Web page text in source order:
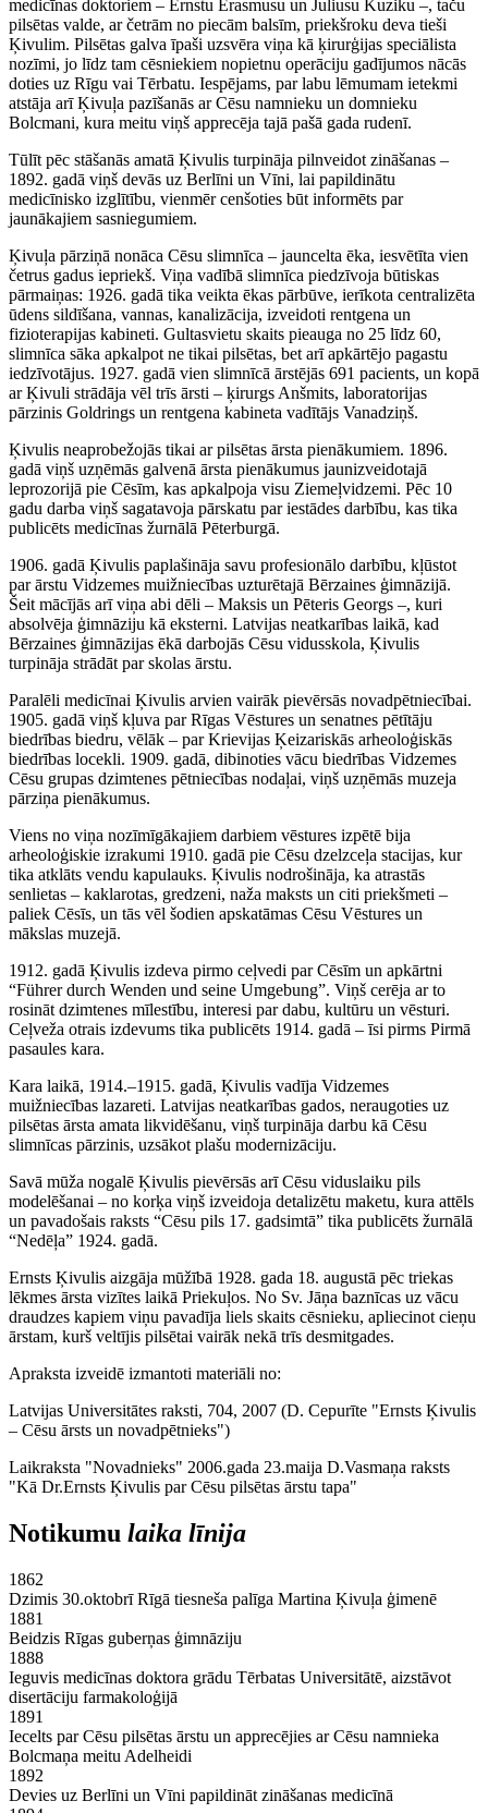
medicīnas doktoriem – Ernstu Erasmusu un Juliusu Kuziku –, taču
pilsētas valde, ar četrām no piecām balsīm, priekšroku deva tieši
Ķivulim. Pilsētas galva īpaši uzsvēra viņa kā ķirurģijas speciālista
nozīmi, jo līdz tam cēsniekiem nopietnu operāciju gadījumos nācās
doties uz Rīgu vai Tērbatu. Iespējams, par labu lēmumam ietekmi
atstāja arī Ķivuļa pazīšanās ar Cēsu namnieku un domnieku
Bolcmani, kura meitu viņš apprecēja tajā pašā gada rudenī.
Tūlīt pēc stāšanās amatā Ķivulis turpināja pilnveidot zināšanas –
1892. gadā viņš devās uz Berlīni un Vīni, lai papildinātu
medicīnisko izglītību, vienmēr cenšoties būt informēts par
jaunākajiem sasniegumiem.
Ķivuļa pārziņā nonāca Cēsu slimnīca – jauncelta ēka, iesvētīta vien
četrus gadus iepriekš. Viņa vadībā slimnīca piedzīvoja būtiskas
pārmaiņas: 1926. gadā tika veikta ēkas pārbūve, ierīkota centralizēta
ūdens sildīšana, vannas, kanalizācija, izveidoti rentgena un
fizioterapijas kabineti. Gultasvietu skaits pieauga no 25 līdz 60,
slimnīca sāka apkalpot ne tikai pilsētas, bet arī apkārtējo pagastu
iedzīvotājus. 1927. gadā vien slimnīcā ārstējās 691 pacients, un kopā
ar Ķivuli strādāja vēl trīs ārsti – ķirurgs Anšmits, laboratorijas
pārzinis Goldrings un rentgena kabineta vadītājs Vanadziņš.
Ķivulis neaprobežojās tikai ar pilsētas ārsta pienākumiem. 1896.
gadā viņš uzņēmās galvenā ārsta pienākumus jaunizveidotajā
leprozorijā pie Cēsīm, kas apkalpoja visu Ziemeļvidzemi. Pēc 10
gadu darba viņš sagatavoja pārskatu par iestādes darbību, kas tika
publicēts medicīnas žurnālā Pēterburgā.
1906. gadā Ķivulis paplašināja savu profesionālo darbību, kļūstot
par ārstu Vidzemes muižniecības uzturētajā Bērzaines ģimnāzijā.
Šeit mācījās arī viņa abi dēli – Maksis un Pēteris Georgs –, kuri
absolvēja ģimnāziju kā eksterni. Latvijas neatkarības laikā, kad
Bērzaines ģimnāzijas ēkā darbojās Cēsu vidusskola, Ķivulis
turpināja strādāt par skolas ārstu.
Paralēli medicīnai Ķivulis arvien vairāk pievērsās novadpētniecībai.
1905. gadā viņš kļuva par Rīgas Vēstures un senatnes pētītāju
biedrības biedru, vēlāk – par Krievijas Ķeizariskās arheoloģiskās
biedrības locekli. 1909. gadā, dibinoties vācu biedrības Vidzemes
Cēsu grupas dzimtenes pētniecības nodaļai, viņš uzņēmās muzeja
pārziņa pienākumus.
Viens no viņa nozīmīgākajiem darbiem vēstures izpētē bija
arheoloģiskie izrakumi 1910. gadā pie Cēsu dzelzceļa stacijas, kur
tika atklāts vendu kapulauks. Ķivulis nodrošināja, ka atrastās
senlietas – kaklarotas, gredzeni, naža maksts un citi priekšmeti –
paliek Cēsīs, un tās vēl šodien apskatāmas Cēsu Vēstures un
mākslas muzejā.
1912. gadā Ķivulis izdeva pirmo ceļvedi par Cēsīm un apkārtni
“Führer durch Wenden und seine Umgebung”. Viņš cerēja ar to
rosināt dzimtenes mīlestību, interesi par dabu, kultūru un vēsturi.
Ceļveža otrais izdevums tika publicēts 1914. gadā – īsi pirms Pirmā
pasaules kara.
Kara laikā, 1914.–1915. gadā, Ķivulis vadīja Vidzemes
muižniecības lazareti. Latvijas neatkarības gados, neraugoties uz
pilsētas ārsta amata likvidēšanu, viņš turpināja darbu kā Cēsu
slimnīcas pārzinis, uzsākot plašu modernizāciju.
Savā mūža nogalē Ķivulis pievērsās arī Cēsu viduslaiku pils
modelēšanai – no korķa viņš izveidoja detalizētu maketu, kura attēls
un pavadošais raksts “Cēsu pils 17. gadsimtā” tika publicēts žurnālā
“Nedēļa” 1924. gadā.
Ernsts Ķivulis aizgāja mūžībā 1928. gada 18. augustā pēc triekas
lēkmes ārsta vizītes laikā Priekuļos. No Sv. Jāņa baznīcas uz vācu
draudzes kapiem viņu pavadīja liels skaits cēsnieku, apliecinot cieņu
ārstam, kurš veltījis pilsētai vairāk nekā trīs desmitgades.
Apraksta izveidē izmantoti materiāli no:
Latvijas Universitātes raksti, 704, 2007 (D. Cepurīte "Ernsts Ķivulis
– Cēsu ārsts un novadpētnieks")
Laikraksta "Novadnieks" 2006.gada 23.maija D.Vasmaņa raksts
"Kā Dr.Ernsts Ķivulis par Cēsu pilsētas ārstu tapa"
Notikumu laika līnija
1862
Dzimis 30.oktobrī Rīgā tiesneša palīga Martina Ķivuļa ģimenē
1881
Beidzis Rīgas guberņas ģimnāziju
1888
Ieguvis medicīnas doktora grādu Tērbatas Universitātē, aizstāvot
disertāciju farmakoloģijā
1891
Iecelts par Cēsu pilsētas ārstu un apprecējies ar Cēsu namnieka
Bolcmaņa meitu Adelheidi
1892
Devies uz Berlīni un Vīni papildināt zināšanas medicīnā